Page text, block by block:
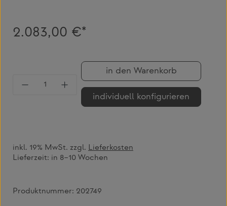
2.083,00 €*
Produkt Anzahl: Gib den gewünschten
in den Warenkorb
individuell konfigurieren
inkl. 19% MwSt. zzgl. Lieferkosten
Lieferzeit: in 8–10 Wochen
Produktnummer: 202749